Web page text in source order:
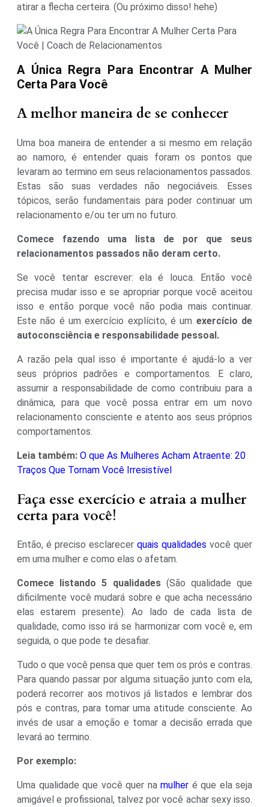
atirar a flecha certeira. (Ou próximo disso! hehe)
A Única Regra Para Encontrar A Mulher
Certa Para Você
A melhor maneira de se conhecer
Uma boa maneira de entender a si mesmo em relação
ao namoro, é entender quais foram os pontos que
levaram ao termino em seus relacionamentos passados.
Estas são suas verdades não negociáveis. Esses
tópicos, serão fundamentais para poder continuar um
relacionamento e/ou ter um no futuro.
Comece fazendo uma lista de por que seus
relacionamentos passados ​​não deram certo.
Se você tentar escrever: ela é louca. Então você
precisa mudar isso e se apropriar porque você aceitou
isso e então porque você não podia mais continuar.
Este não é um exercício explícito, é um exercício de
autoconsciência e responsabilidade pessoal.
A razão pela qual isso é importante é ajudá-lo a ver
seus próprios padrões e comportamentos. E claro,
assumir a responsabilidade de como contribuiu para a
dinâmica, para que você possa entrar em um novo
relacionamento consciente e atento aos seus próprios
comportamentos.
Leia também: O que As Mulheres Acham Atraente: 20
Traços Que Tornam Você Irresistível
Faça esse exercício e atraia a mulher
certa para você!
Então, é preciso esclarecer quais qualidades você quer
em uma mulher e como elas o afetam.
Comece listando 5 qualidades(São qualidade que
dificilmente você mudará sobre e que acha necessário
elas estarem presente). Ao lado de cada lista de
qualidade, como isso irá se harmonizar com você e, em
seguida, o que pode te desafiar.
Tudo o que você pensa que quer tem os prós e contras.
Para quando passar por alguma situação junto com ela,
poderá recorrer aos motivos já listados e lembrar dos
pós e contras, para tomar uma atitude consciente. Ao
invés de usar a emoção e tomar a decisão errada que
levará ao termino.
Por exemplo:
Uma qualidade que você quer na mulher é que ela seja
amigável e profissional, talvez por você achar sexy isso.